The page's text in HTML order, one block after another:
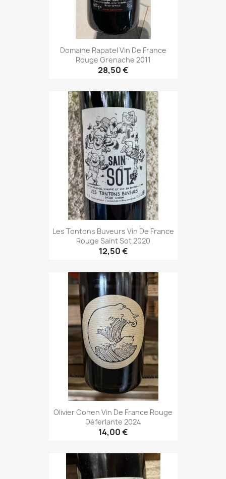
Domaine Rapatel Vin De France
Rouge Grenache 2011
28,50 €
Les Tontons Buveurs Vin De France
Rouge Saint Sot 2020
12,50 €
Olivier Cohen Vin De France Rouge
Déferlante 2024
14,00 €